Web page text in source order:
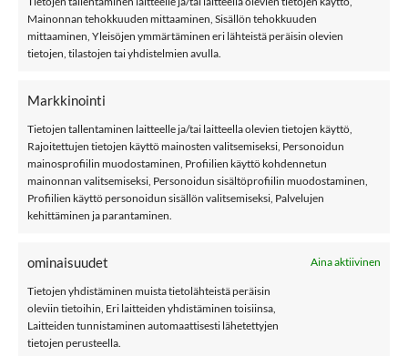
Mainonnan tehokkuuden mittaaminen, Sisällön tehokkuuden
mittaaminen, Yleisöjen ymmärtäminen eri lähteistä peräisin olevien
tietojen, tilastojen tai yhdistelmien avulla.
Markkinointi
Tietojen tallentaminen laitteelle ja/tai laitteella olevien tietojen käyttö,
Rajoitettujen tietojen käyttö mainosten valitsemiseksi, Personoidun
mainosprofiilin muodostaminen, Profiilien käyttö kohdennetun
mainonnan valitsemiseksi, Personoidun sisältöprofiilin muodostaminen,
Profiilien käyttö personoidun sisällön valitsemiseksi, Palvelujen
kehittäminen ja parantaminen.
ominaisuudet Aina aktiivinen
Tietojen yhdistäminen muista tietolähteistä peräisin
oleviin tietoihin, Eri laitteiden yhdistäminen toisiinsa,
Laitteiden tunnistaminen automaattisesti lähetettyjen
tietojen perusteella.
ERIPARISUKAT, UNO
ERIPARISUKAT, City
POMPULAT
LISÄÄ
SUOSIKKEIHIN
BY ELOISE GOLD
BUTTERFLY, Mint
6,90€ 6,90€
LISÄÄ
SUOSIKKEIHIN
BY ELOISE